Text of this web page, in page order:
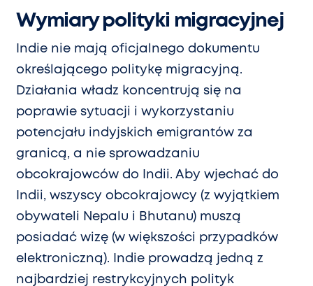
Wymiary polityki migracyjnej
Indie nie mają oficjalnego dokumentu
określającego politykę migracyjną.
Działania władz koncentrują się na
poprawie sytuacji i wykorzystaniu
potencjału indyjskich emigrantów za
granicą, a nie sprowadzaniu
obcokrajowców do Indii. Aby wjechać do
Indii, wszyscy obcokrajowcy (z wyjątkiem
obywateli Nepalu i Bhutanu) muszą
posiadać wizę (w większości przypadków
elektroniczną). Indie prowadzą jedną z
najbardziej restrykcyjnych polityk